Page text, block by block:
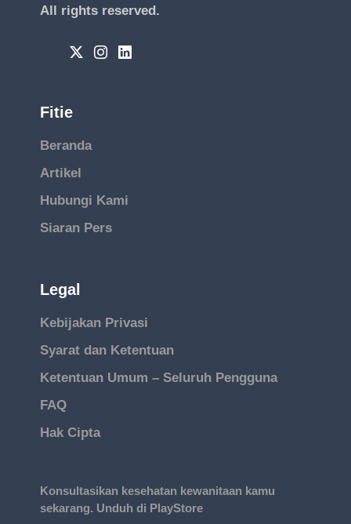
All rights reserved.
Fitie
Beranda
Artikel
Hubungi Kami
Siaran Pers
Legal
Kebijakan Privasi
Syarat dan Ketentuan
Ketentuan Umum – Seluruh Pengguna
FAQ
Hak Cipta
Konsultasikan kesehatan kewanitaan kamu
sekarang. Unduh di PlayStore